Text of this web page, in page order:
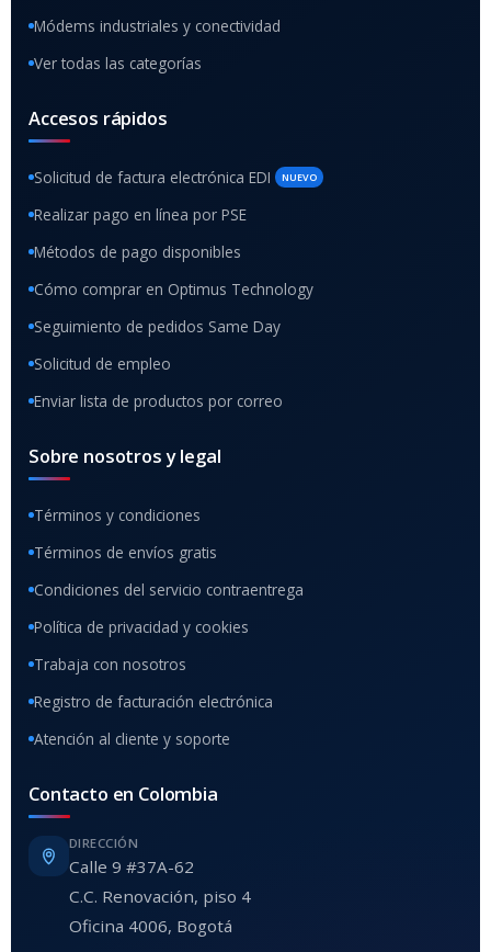
Módems industriales y conectividad
Ver todas las categorías
Accesos rápidos
Solicitud de factura electrónica EDI NUEVO
Realizar pago en línea por PSE
Métodos de pago disponibles
Cómo comprar en Optimus Technology
Seguimiento de pedidos Same Day
Solicitud de empleo
Enviar lista de productos por correo
Sobre nosotros y legal
Términos y condiciones
Términos de envíos gratis
Condiciones del servicio contraentrega
Política de privacidad y cookies
Trabaja con nosotros
Registro de facturación electrónica
Atención al cliente y soporte
Contacto en Colombia
DIRECCIÓN
Calle 9 #37A-62
C.C. Renovación, piso 4
Oficina 4006, Bogotá